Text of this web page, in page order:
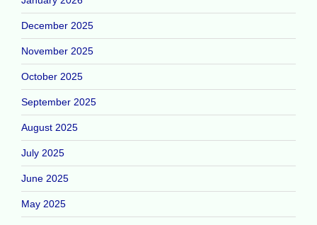
December 2025
November 2025
October 2025
September 2025
August 2025
July 2025
June 2025
May 2025